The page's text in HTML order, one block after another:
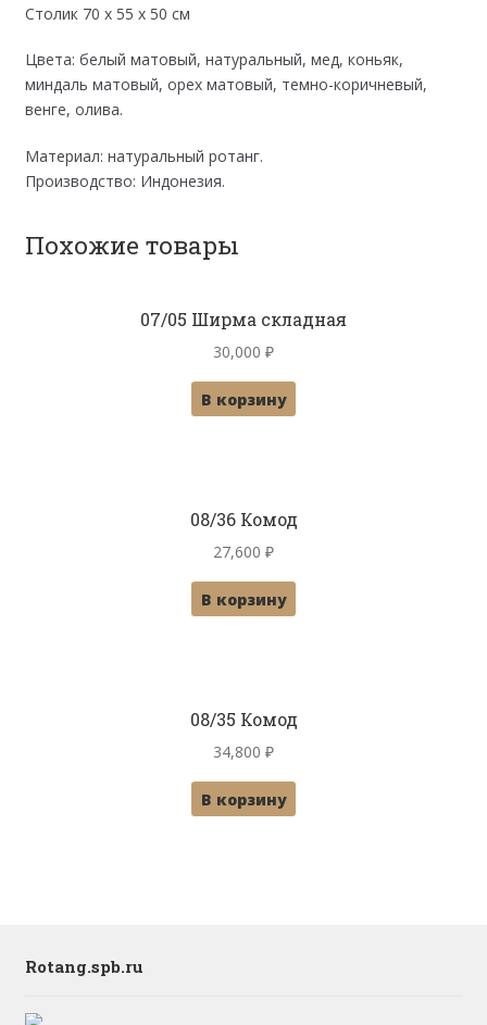
Столик 70 х 55 х 50 см
Цвета: белый матовый, натуральный, мед, коньяк,
миндаль матовый, орех матовый, темно-коричневый,
венге, олива.
Материал: натуральный ротанг.
Производство: Индонезия.
Похожие товары
07/05 Ширма складная
30,000 ₽
В корзину
08/36 Комод
27,600 ₽
В корзину
08/35 Комод
34,800 ₽
В корзину
Rotang.spb.ru